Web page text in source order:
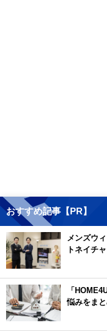
おすすめ記事【PR】
メンズウ
トネイチ
「
悩みをま